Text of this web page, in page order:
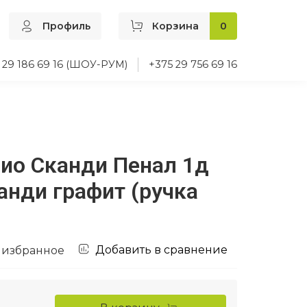
Профиль Корзина 0
29 186 69 16 (ШОУ-РУМ) +375 29 756 69 16
Сканди Пенал 1д
графит (ручка
Добавить в сравнение